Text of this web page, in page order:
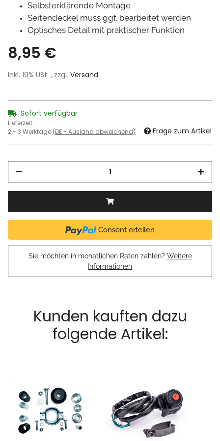
Selbsterklärende Montage
Seitendeckel muss ggf. bearbeitet werden
Optisches Detail mit praktischer Funktion
8,95 €
inkl. 19% USt. , zzgl. Versand
Sofort verfügbar
Lieferzeit:
2 - 3 Werktage (DE - Ausland abweichend) Frage zum Artikel
Consent erteilen
Sie möchten in monatlichen Raten zahlen? Weitere
Informationen
Kunden kauften dazu
folgende Artikel: